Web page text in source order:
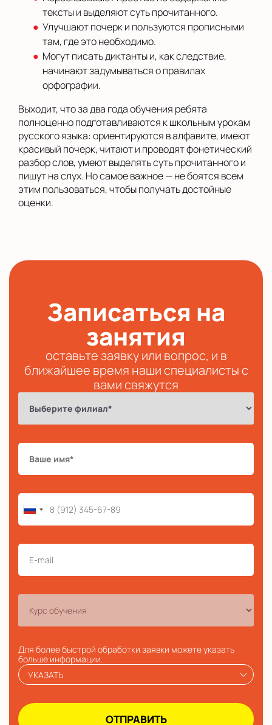
тексты и выделяют суть прочитанного.
Улучшают почерк и пользуются прописными
там, где это необходимо.
Могут писать диктанты и, как следствие,
начинают задумываться о правилах
орфографии.
Выходит, что за два года обучения ребята
полноценно подготавливаются к школьным урокам
русского языка: ориентируются в алфавите, имеют
красивый почерк, читают и проводят фонетический
разбор слов, умеют выделять суть прочитанного и
пишут на слух. Но самое важное — не боятся всем
этим пользоваться, чтобы получать достойные
оценки.
Записаться на
занятия
оставьте заявку или вопрос, и в
ближайшее время наши специалисты с
вами свяжутся
Для более быстрой обработки заявки можете указать
больше информации.
УКАЗАТЬ